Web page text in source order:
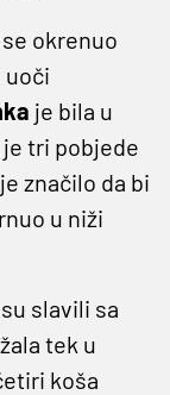
okrenuo
uoči
je bila u
tri pobjede
značilo da bi
u niži
slavili sa
tek u
koša